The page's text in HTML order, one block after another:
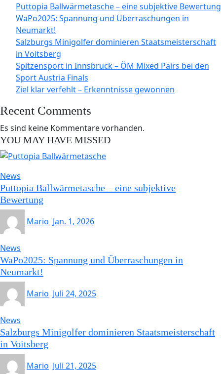
Puttopia Ballwärmetasche – eine subjektive Bewertung
WaPo2025: Spannung und Überraschungen in
Neumarkt!
Salzburgs Minigolfer dominieren Staatsmeisterschaft
in Voitsberg
Spitzensport in Innsbruck – ÖM Mixed Pairs bei den
Sport Austria Finals
Ziel klar verfehlt – Erkenntnisse gewonnen
Recent Comments
Es sind keine Kommentare vorhanden.
YOU MAY HAVE MISSED
News
Puttopia Ballwärmetasche – eine subjektive
Bewertung
Mario Jan. 1, 2026
News
WaPo2025: Spannung und Überraschungen in
Neumarkt!
Mario Juli 24, 2025
News
Salzburgs Minigolfer dominieren Staatsmeisterschaft
in Voitsberg
Mario Juli 21, 2025